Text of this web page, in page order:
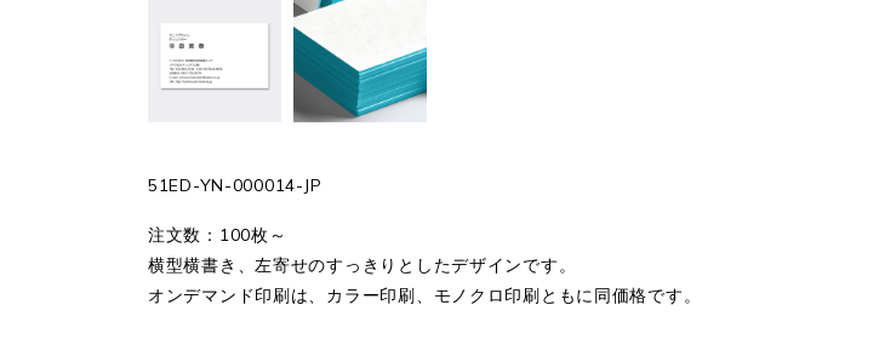
51ED-YN-000014-JP
注文数：100枚～
横型横書き、左寄せのすっきりとしたデザインです。
オンデマンド印刷は、カラー印刷、モノクロ印刷ともに同価格です。